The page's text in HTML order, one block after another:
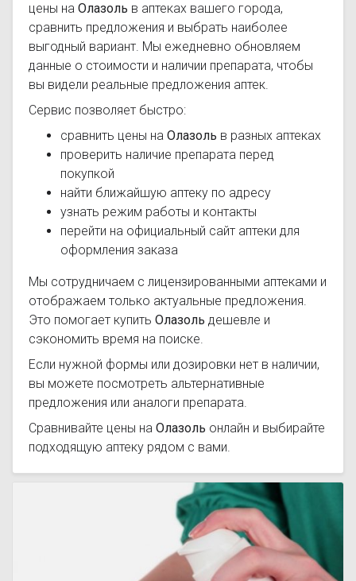
цены на Олазоль в аптеках вашего города,
сравнить предложения и выбрать наиболее
выгодный вариант. Мы ежедневно обновляем
данные о стоимости и наличии препарата, чтобы
вы видели реальные предложения аптек.
Сервис позволяет быстро:
сравнить цены на Олазоль в разных аптеках
проверить наличие препарата перед
покупкой
найти ближайшую аптеку по адресу
узнать режим работы и контакты
перейти на официальный сайт аптеки для
оформления заказа
Мы сотрудничаем с лицензированными аптеками и
отображаем только актуальные предложения.
Это помогает купить Олазоль дешевле и
сэкономить время на поиске.
Если нужной формы или дозировки нет в наличии,
вы можете посмотреть альтернативные
предложения или аналоги препарата.
Сравнивайте цены на Олазоль онлайн и выбирайте
подходящую аптеку рядом с вами.